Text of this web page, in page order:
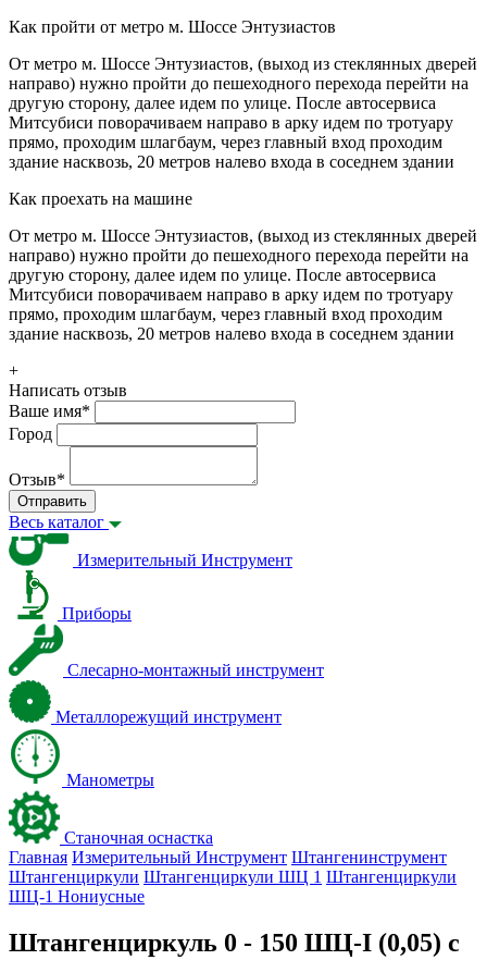
Как пройти от метро м. Шоссе Энтузиастов
От метро м. Шоссе Энтузиастов, (выход из стеклянных дверей
направо) нужно пройти до пешеходного перехода перейти на
другую сторону, далее идем по улице. После автосервиса
Митсубиси поворачиваем направо в арку идем по тротуару
прямо, проходим шлагбаум, через главный вход проходим
здание насквозь, 20 метров налево входа в соседнем здании
Как проехать на машине
От метро м. Шоссе Энтузиастов, (выход из стеклянных дверей
направо) нужно пройти до пешеходного перехода перейти на
другую сторону, далее идем по улице. После автосервиса
Митсубиси поворачиваем направо в арку идем по тротуару
прямо, проходим шлагбаум, через главный вход проходим
здание насквозь, 20 метров налево входа в соседнем здании
+
Написать отзыв
Ваше имя*
Город
Отзыв*
Отправить
Весь каталог
Измерительный Инструмент
Приборы
Слесарно-монтажный инструмент
Металлорежущий инструмент
Манометры
Станочная оснастка
Главная Измерительный Инструмент Штангенинструмент
Штангенциркули Штангенциркули ШЦ 1 Штангенциркули
ШЦ-1 Нониусные
Штангенциркуль 0 - 150 ШЦ-I (0,05) с